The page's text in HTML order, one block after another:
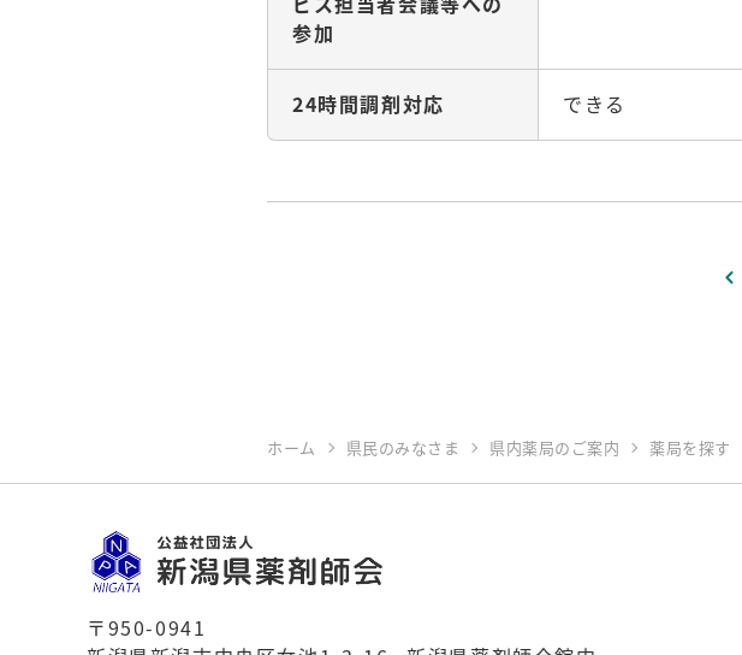
参加
24時間調剤対応 できる
ホーム 県民のみなさま 県内薬局のご案内 薬局を探す
〒950-0941